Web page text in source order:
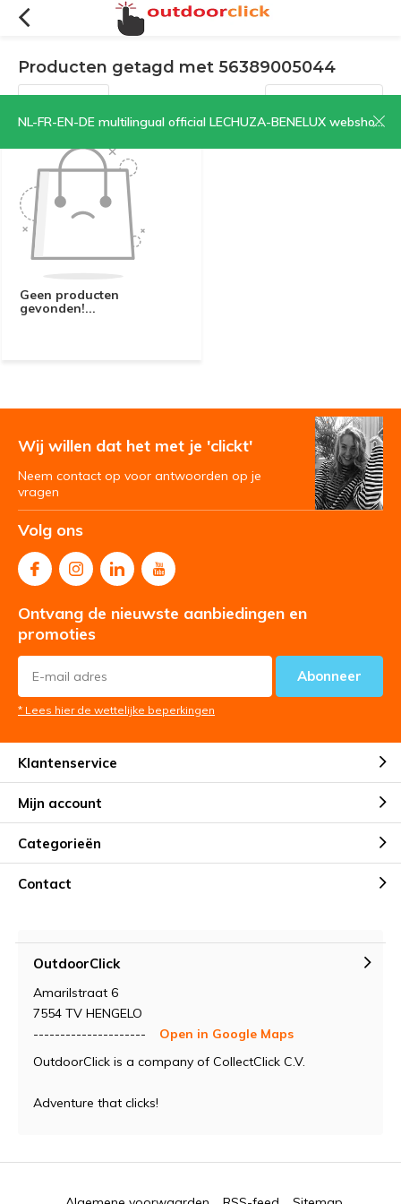
NL-FR-EN-DE multilingual official LECHUZA-BENELUX webshop | CLICK HERE NOW!
Producten getagd met 56389005044
Filters Sorteren op:
Geen producten
gevonden!...
Wij willen dat het met je 'clickt'
Neem contact op voor antwoorden op je
vragen
Volg ons
Ontvang de nieuwste aanbiedingen en
promoties
Abonneer
* Lees hier de wettelijke beperkingen
Klantenservice
Mijn account
Categorieën
Contact
OutdoorClick
Amarilstraat 6
7554 TV HENGELO
---------------------
Open in Google Maps
OutdoorClick is a company of CollectClick C.V.
Adventure that clicks!